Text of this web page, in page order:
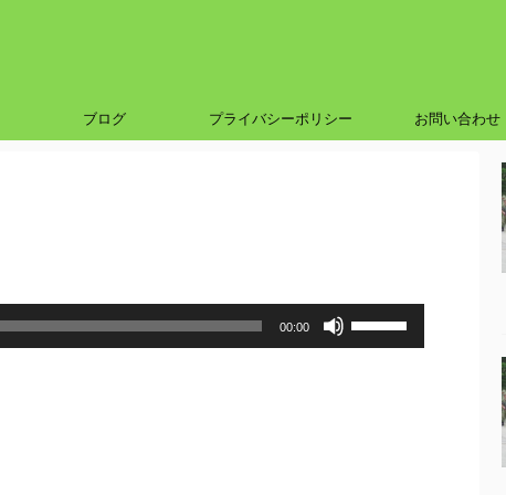
ブログ プライバシーポリシー お問い合わせ
00:00
リ